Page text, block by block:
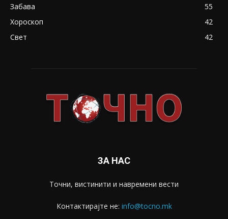
Забава
55
Хороскоп
42
Свет
42
ЗА НАС
Точни, вистинити и навремени вести
Контактирајте не: info@tocno.mk